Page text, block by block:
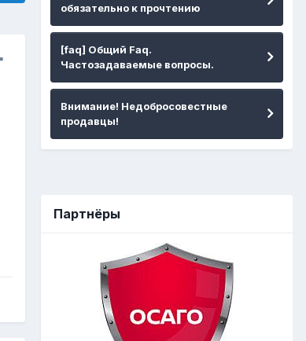
обязательно к прочтению
[faq] Общий Faq.
Частозадаваемые вопросы.
Внимание! Недобросовестные
продавцы!
Партнёры